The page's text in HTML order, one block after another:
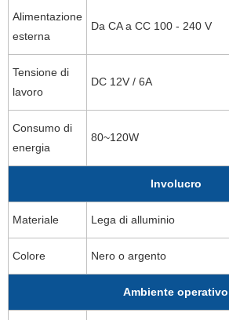
Alimentazione
esterna
Da CA a CC 100 - 240 V
Tensione di
lavoro
DC 12V / 6A
Consumo di
energia
80~120W
Involucro
Materiale Lega di alluminio
Colore Nero o argento
Ambiente operativo